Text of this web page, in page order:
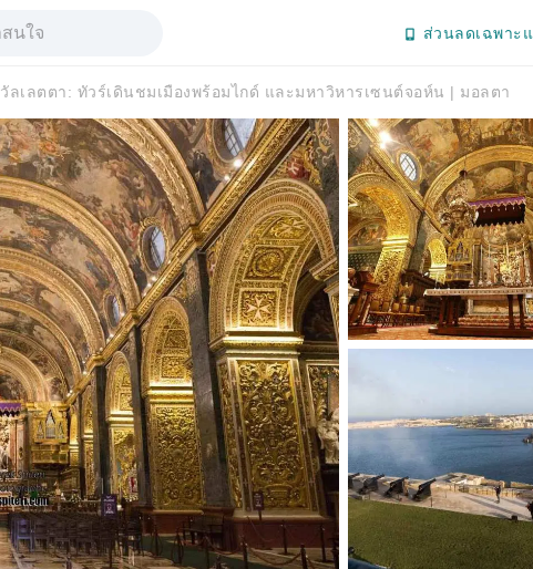
ส่วนลดเฉพาะ
วัลเลตตา: ทัวร์เดินชมเมืองพร้อมไกด์ และมหาวิหารเซนต์จอห์น | มอลตา